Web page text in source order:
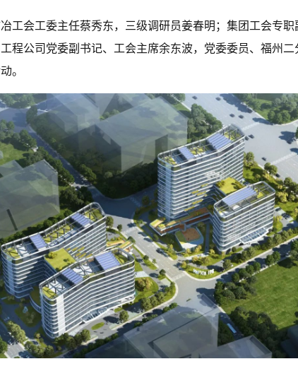
工会工委主任蔡秀东，三级调研员姜春明；集团工会专
程公司党委副书记、工会主席余东波，党委委员、福州
。